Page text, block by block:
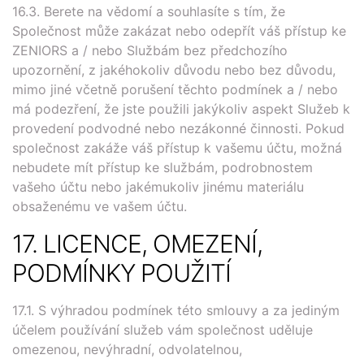
16.3. Berete na vědomí a souhlasíte s tím, že
Společnost může zakázat nebo odepřít váš přístup ke
ZENIORS a / nebo Službám bez předchozího
upozornění, z jakéhokoliv důvodu nebo bez důvodu,
mimo jiné včetně porušení těchto podmínek a / nebo
má podezření, že jste použili jakýkoliv aspekt Služeb k
provedení podvodné nebo nezákonné činnosti. Pokud
společnost zakáže váš přístup k vašemu účtu, možná
nebudete mít přístup ke službám, podrobnostem
vašeho účtu nebo jakémukoliv jinému materiálu
obsaženému ve vašem účtu.
17. LICENCE, OMEZENÍ,
PODMÍNKY POUŽITÍ
17.1. S výhradou podmínek této smlouvy a za jediným
účelem používání služeb vám společnost uděluje
omezenou, nevýhradní, odvolatelnou,